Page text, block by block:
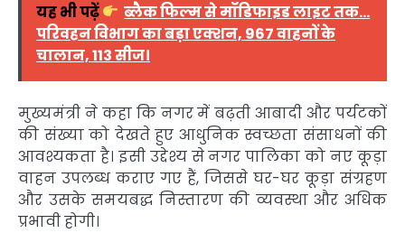
यह भी पढ़ें
ब्लैक फिल्म से मॉडिफाइड लाइट तक…
परिवहन विभाग का बड़ा एक्शन, 967 वाहनों के
चालान, 113 सीज।
मुख्यमंत्री ने कहा कि नगर में बढ़ती आबादी और पर्यटकों
की संख्या को देखते हुए आधुनिक स्वच्छता संसाधनों की
आवश्यकता है। इसी उद्देश्य से नगर पालिका को नए कूड़ा
वाहन उपलब्ध कराए गए हैं, जिससे घर-घर कूड़ा संग्रहण
और उसके समयबद्ध निस्तारण की व्यवस्था और अधिक
प्रभावी होगी।